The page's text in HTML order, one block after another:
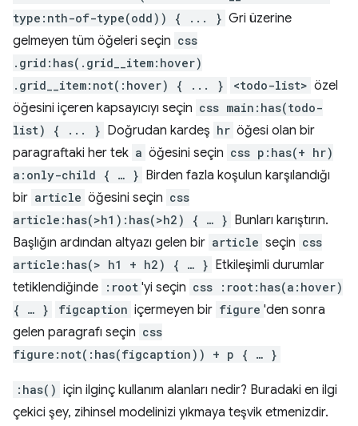
type:nth-of-type(odd)) { ... } Gri üzerine
gelmeyen tüm öğeleri seçin css
.grid:has(.grid__item:hover)
.grid__item:not(:hover) { ... }
<todo-list> özel
öğesini içeren kapsayıcıyı seçin css main:has(todo-
list) { ... } Doğrudan kardeş hr öğesi olan bir
paragraftaki her tek a öğesini seçin css p:has(+ hr)
a:only-child { … } Birden fazla koşulun karşılandığı
bir article öğesini seçin css
article:has(>h1):has(>h2) { … } Bunları karıştırın.
Başlığın ardından altyazı gelen bir article seçin css
article:has(> h1 + h2) { … } Etkileşimli durumlar
tetiklendiğinde :root 'yi seçin css :root:has(a:hover)
{ … }
figcaption içermeyen bir figure 'den sonra
gelen paragrafı seçin css
figure:not(:has(figcaption)) + p { … }
:has() için ilginç kullanım alanları nedir? Buradaki en ilgi
çekici şey, zihinsel modelinizi yıkmaya teşvik etmenizdir.